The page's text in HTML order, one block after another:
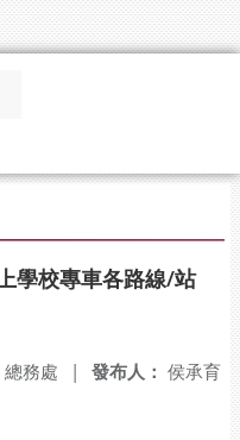
學校專車各路線/站
發布人： 侯承育
總務處 |